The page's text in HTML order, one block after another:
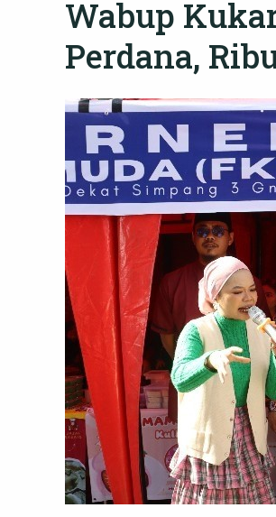
Wabup
Perdana,